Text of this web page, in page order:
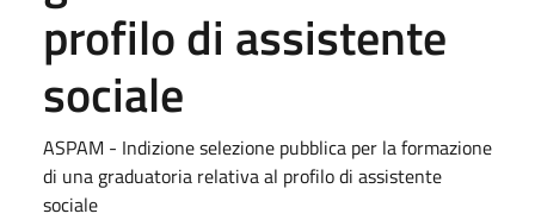
profilo di assistente
sociale
ASPAM - Indizione selezione pubblica per la formazione
di una graduatoria relativa al profilo di assistente
sociale